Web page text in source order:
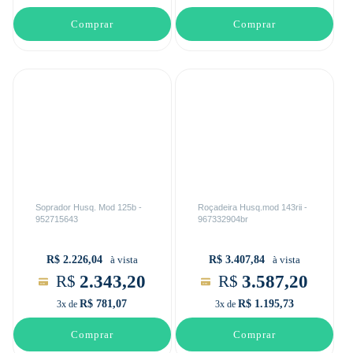
Comprar Comprar
Soprador Husq. Mod 125b -
952715643
R$ 2.226,04 à vista
R$ 2.343,20
3x de R$ 781,07
Comprar
Roçadeira Husq.mod 143rii -
967332904br
R$ 3.407,84 à vista
R$ 3.587,20
3x de R$ 1.195,73
Comprar